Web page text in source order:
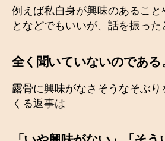
例えば私自身が興味のあること
となどでもいいが、話を振った
全く聞いていないのである
露骨に興味がなさそうなそぶり
くる返事は